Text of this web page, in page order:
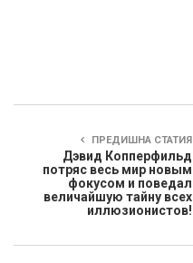
ПРЕДИШНА СТАТИЯ
Дэвид Копперфильд
потряс весь мир новым
фокусом и поведал
величайшую тайну всех
иллюзионистов!